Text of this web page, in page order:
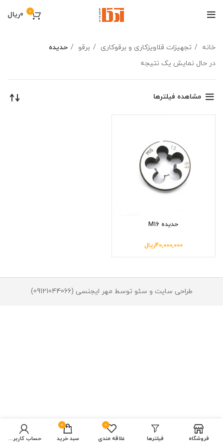
0
0ریال
خانه تجهیزات قلاویزکاری و برقوکاری برقو
حدیده
در حال نمایش یک نتیجه
مشاهده فیلترها
حدیده M16
40,000,000ریال
طراحی سایت و سئو توسط مهر ایجنسی (09121044066)
فروشگاه فیلترها
0
علاقه مندی
0
سبد خرید حساب کاربری من